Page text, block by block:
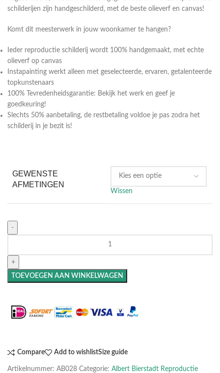
schilderijen zijn handgeschilderd, met de beste olieverf en canvas!
Komt dit meesterwerk in jouw woonkamer te hangen?
Ieder reproductie schilderij wordt 100% handgemaakt, met echte
olieverf op canvas
Instapainting werkt alleen met geselecteerde, ervaren, getalenteerde
topkunstenaars
100% Tevredenheidsgarantie: Bekijk het werk en geef je
goedkeuring!
Slechts 50% aanbetaling, de restbetaling voldoe je pas zodra het
schilderij in je bezit is!
GEWENSTE
AFMETINGEN
Wissen
TOEVOEGEN AAN WINKELWAGEN
Compare Add to wishlistSize guide
Artikelnummer: AB028 Categorie: Albert Bierstadt Reproductie